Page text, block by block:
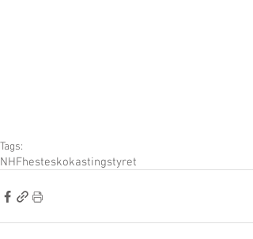
Tags:
NHFhesteskokastingstyret